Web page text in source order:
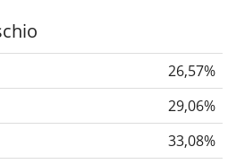
26,57%
29,06%
33,08%